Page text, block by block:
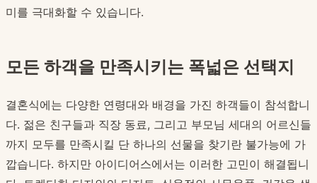
미를 극대화할 수 있습니다.
모든 하객을 만족시키는 폭넓은 선택지
결혼식에는 다양한 연령대와 배경을 가진 하객들이 참석합니
다. 젊은 친구들과 직장 동료, 그리고 부모님 세대의 어르신들
까지 모두를 만족시킬 단 하나의 선물을 찾기란 불가능에 가
깝습니다. 하지만 아이디어스에서는 이러한 고민이 해결됩니